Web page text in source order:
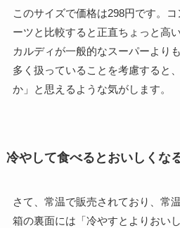
このサイズで価格は298円です。
ーツと比較すると正直ちょっと高
カルディが一般的なスーパーより
多く扱っていることを考慮すると
か」と思えるような気がします。
冷やして食べるとおいしくな
さて、常温で販売されており、常
箱の裏面には「冷やすとよりおい